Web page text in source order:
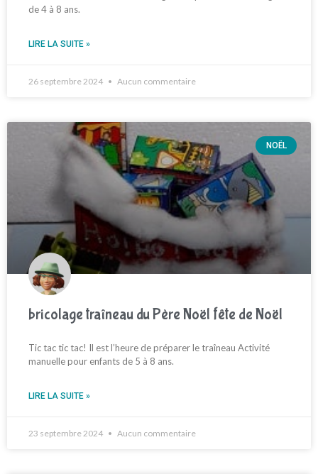
de 4 à 8 ans.
LIRE LA SUITE »
26 septembre 2024 Aucun commentaire
NOËL
bricolage traîneau du Père Noël fête de Noël
Tic tac tic tac! Il est l’heure de préparer le traîneau Activité
manuelle pour enfants de 5 à 8 ans.
LIRE LA SUITE »
23 septembre 2024 Aucun commentaire